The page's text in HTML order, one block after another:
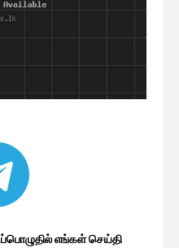
எங்கள் செய்தி